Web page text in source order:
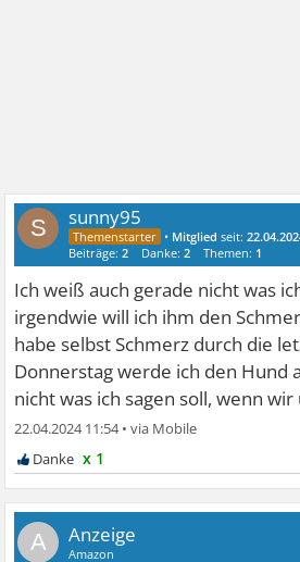
S sunny95
• Mitglied seit:
Beiträge:2 Danke:2 Themen: 1
Ich weiß auch gerade nicht was
irgendwie will ich ihm den
habe selbst Schmerz durch die
Donnerstag werde ich den Hund
nicht was ich sagen soll, wenn
22.04.2024 11:54•
x 1
A